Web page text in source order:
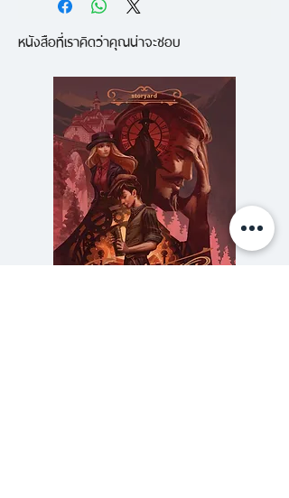
ความรู้สึก จาก PAFUN สาวน้อยนัก
สะสมความรู้สึก
เธอกล่าวว่า “ฉันเริ่มต้นทำแฟนเพจ
เฟซบุ๊กด้วยความคิดนั้น หนังสือเล่ม
นี้ก็เหมือนกัน มันสะสมความรู้สึกที่
เกิดขึ้นจริงไว้ เผื่อใครบางคนที่กำลัง
รู้สึกเปิดมั่วๆ มาเจอมัน ในวันที่ไม่รู้
จะไปทางไหน
หนังสือที่เราคิดว่าคุณน่าจะชอบ